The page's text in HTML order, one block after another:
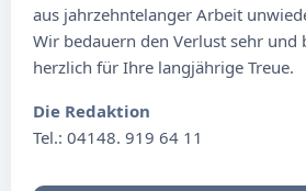
aus jahrzehntelanger Arbeit
Wir bedauern den Verlust sehr und
herzlich für Ihre langjährige Treue.
Die Redaktion
Tel.: 04148. 919 64 11